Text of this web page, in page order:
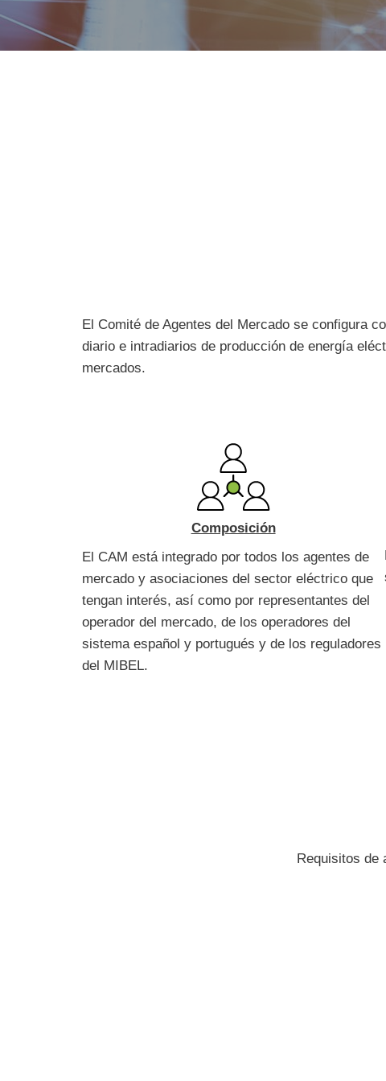
El Comité de Agentes del Mercado se configura
diario e intradiarios de producción de energía
mercados.
Composición
El CAM está integrado por todos los agentes de
mercado y asociaciones del sector eléctrico que
tengan interés, así como por representantes del
operador del mercado, de los operadores del
sistema español y portugués y de los reguladores
del MIBEL.
Requisitos de